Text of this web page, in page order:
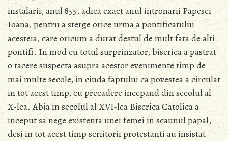
instalarii, anul 855, adica exact anul intronarii Papesei
Ioana, pentru a sterge orice urma a pontificatului
acesteia, care oricum a durat destul de mult fata de alti
pontifi. In mod cu totul surprinzator, biserica a pastrat
o tacere suspecta asupra acestor evenimente timp de
mai multe secole, in ciuda faptului ca povestea a circulat
in tot acest timp, cu precadere incepand din secolul al
X-lea. Abia in secolul al XVI-lea Biserica Catolica a
inceput sa nege existenta unei femei in scaunul papal,
desi in tot acest timp scriitorii protestanti au insistat